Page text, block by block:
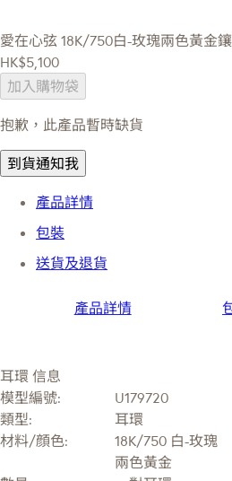
愛在心弦 18K/750白-玫瑰兩色黃金
HK$5,100
加入購物袋
抱歉，此產品暫時缺貨
到貨通知我
產品詳情
包裝
送貨及退貨
產品詳情
耳環 信息
模型編號:
U179720
類型:
耳環
材料/顔色:
18K/750 白-玫瑰
兩色黃金